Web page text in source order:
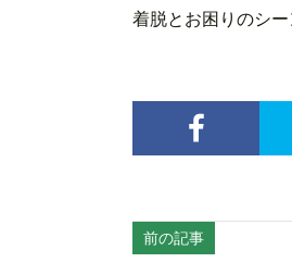
着脱とお困りのシ
前の記事